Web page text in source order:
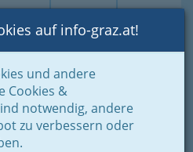
Suche Login Toggle
auf info-graz.at!
und andere
Cookies &
notwendig, andere
zu verbessern oder
Graz